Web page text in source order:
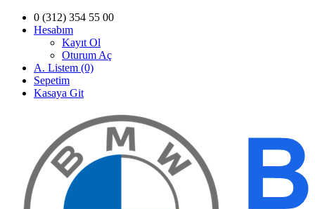
0 (312) 354 55 00
Hesabım
Kayıt Ol
Oturum Aç
A. Listem (0)
Sepetim
Kasaya Git